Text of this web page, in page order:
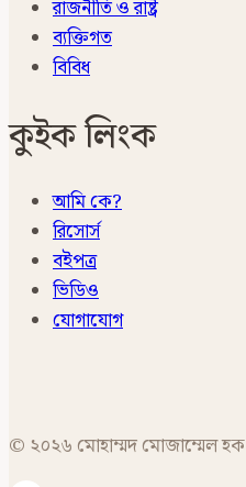
রাজনীতি ও রাষ্ট্র
ব্যক্তিগত
বিবিধ
কুইক লিংক
আমি কে?
রিসোর্স
বইপত্র
ভিডিও
যোগাযোগ
© ২০২৬ মোহাম্মদ মোজাম্মেল হক